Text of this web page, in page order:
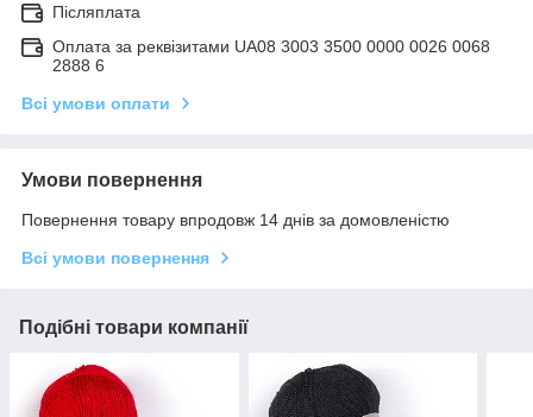
Післяплата
Оплата за реквізитами UA08 3003 3500 0000 0026 0068
2888 6
Всі умови оплати
Умови повернення
Повернення товару впродовж 14 днів за домовленістю
Всі умови повернення
Подібні товари компанії